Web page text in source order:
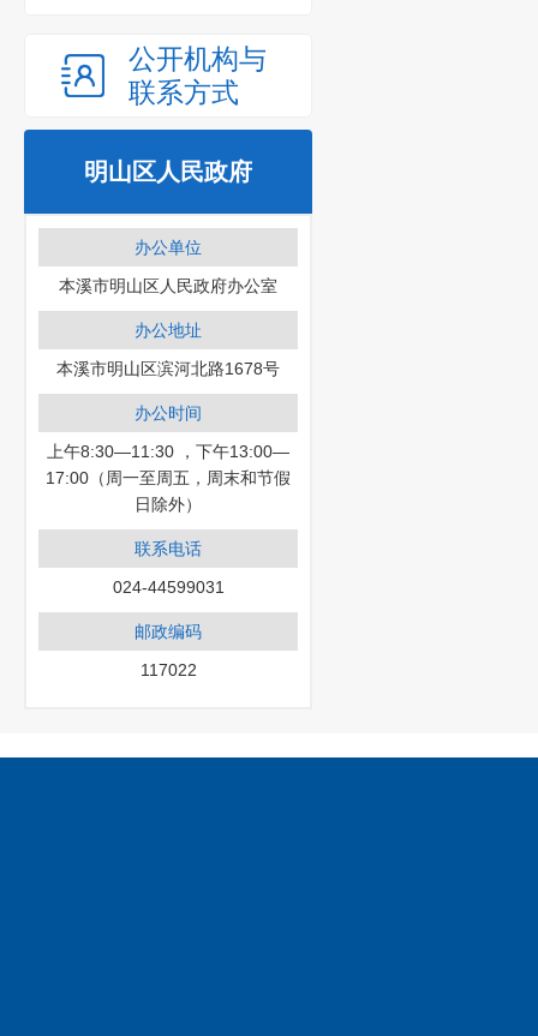
公开机构与
联系方式
明山区人民政府
办公单位
本溪市明山区人民政府办公室
办公地址
本溪市明山区滨河北路1678号
办公时间
上午8:30—11:30 ，下午13:00—
17:00（周一至周五，周末和节假
日除外）
联系电话
024-44599031
邮政编码
117022